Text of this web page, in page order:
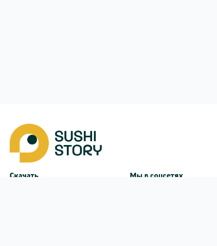
Скачать Мы в соцсетях